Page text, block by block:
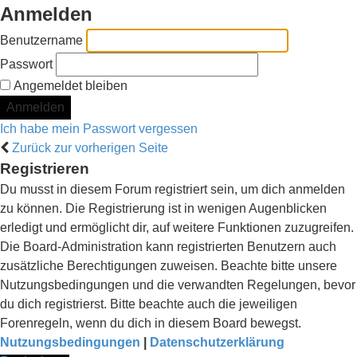
Anmelden
Benutzername
Passwort
Angemeldet bleiben
Ich habe mein Passwort vergessen
Zurück zur vorherigen Seite
Registrieren
Du musst in diesem Forum registriert sein, um dich anmelden
zu können. Die Registrierung ist in wenigen Augenblicken
erledigt und ermöglicht dir, auf weitere Funktionen zuzugreifen.
Die Board-Administration kann registrierten Benutzern auch
zusätzliche Berechtigungen zuweisen. Beachte bitte unsere
Nutzungsbedingungen und die verwandten Regelungen, bevor
du dich registrierst. Bitte beachte auch die jeweiligen
Forenregeln, wenn du dich in diesem Board bewegst.
Nutzungsbedingungen
Datenschutzerklärung